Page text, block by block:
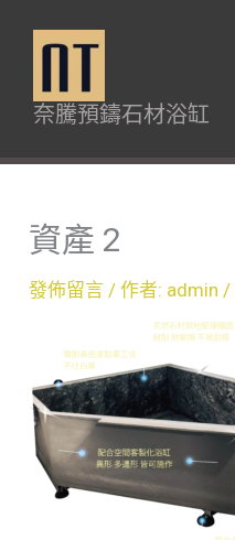
內
奈騰預鑄石材浴缸
資產 2
發佈留言 / 作者: admin/